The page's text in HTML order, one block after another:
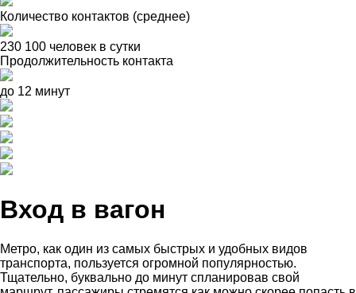
Количество контактов (среднее)
230 100 человек в сутки
Продолжительность контакта
до 12 минут
Вход в вагон
Метро, как один из самых быстрых и удобных видов
транспорта, пользуется огромной популярностью.
Тщательно, буквально до минут спланировав свой